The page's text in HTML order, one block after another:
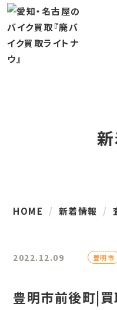
HOME 新着情報
2022.12.09 豊明市
豊明市前後町|